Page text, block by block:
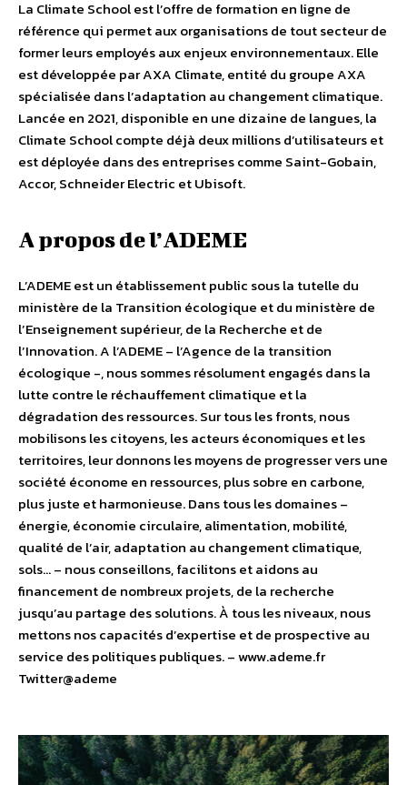
La Climate School est l’offre de formation en ligne de
référence qui permet aux organisations de tout secteur de
former leurs employés aux enjeux environnementaux. Elle
est développée par AXA Climate, entité du groupe AXA
spécialisée dans l’adaptation au changement climatique.
Lancée en 2021, disponible en une dizaine de langues, la
Climate School compte déjà deux millions d’utilisateurs et
est déployée dans des entreprises comme Saint-Gobain,
Accor, Schneider Electric et Ubisoft.
A propos de l’ADEME
L’ADEME est un établissement public sous la tutelle du
ministère de la Transition écologique et du ministère de
l’Enseignement supérieur, de la Recherche et de
l’Innovation. A l’ADEME – l’Agence de la transition
écologique -, nous sommes résolument engagés dans la
lutte contre le réchauffement climatique et la
dégradation des ressources. Sur tous les fronts, nous
mobilisons les citoyens, les acteurs économiques et les
territoires, leur donnons les moyens de progresser vers une
société économe en ressources, plus sobre en carbone,
plus juste et harmonieuse. Dans tous les domaines –
énergie, économie circulaire, alimentation, mobilité,
qualité de l’air, adaptation au changement climatique,
sols… – nous conseillons, facilitons et aidons au
financement de nombreux projets, de la recherche
jusqu’au partage des solutions. À tous les niveaux, nous
mettons nos capacités d’expertise et de prospective au
service des politiques publiques. – www.ademe.fr
Twitter@ademe